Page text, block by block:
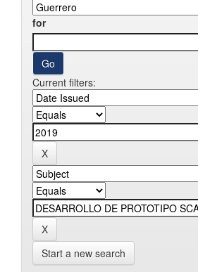
for
Current filters:
Start a new search